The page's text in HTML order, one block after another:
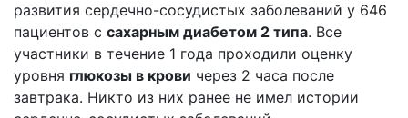
развития сердечно-сосудистых заболеваний у 646
пациентов с сахарным диабетом 2 типа. Все
участники в течение 1 года проходили оценку
уровня глюкозы в крови через 2 часа после
завтрака. Никто из них ранее не имел истории